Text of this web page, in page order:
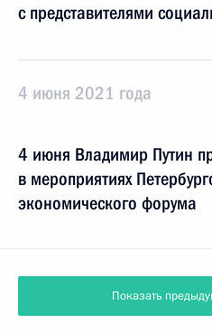
с представителями
4 июня 2021 года
4 июня Владимир Путин
в мероприятиях
экономического форума
Показать